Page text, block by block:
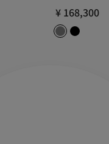
¥ 168,300